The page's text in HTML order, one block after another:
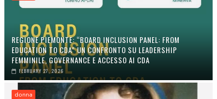
REGIONE PIEMONTE: “BOARD INCLUSION PANEL: FROM
EDUCATION TO CDA” UN CONFRONTO SU LEADERSHIP
FEMMINILE, GOVERNANCE E ACCESSO AI CDA
FEBRUARY 27, 2026
donna